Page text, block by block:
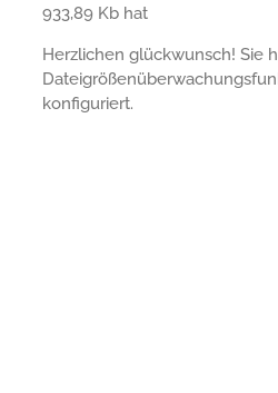
933,89 Kb hat
Herzlichen glückwunsch! Sie
konfiguriert.